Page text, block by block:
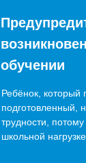
обучении
Ребёнок, который
подготовленный,
трудности, потому
школьной нагрузке